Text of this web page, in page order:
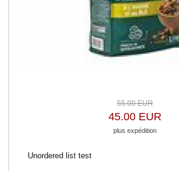
55.00 EUR
45.00 EUR
plus expédition
Unordered list test